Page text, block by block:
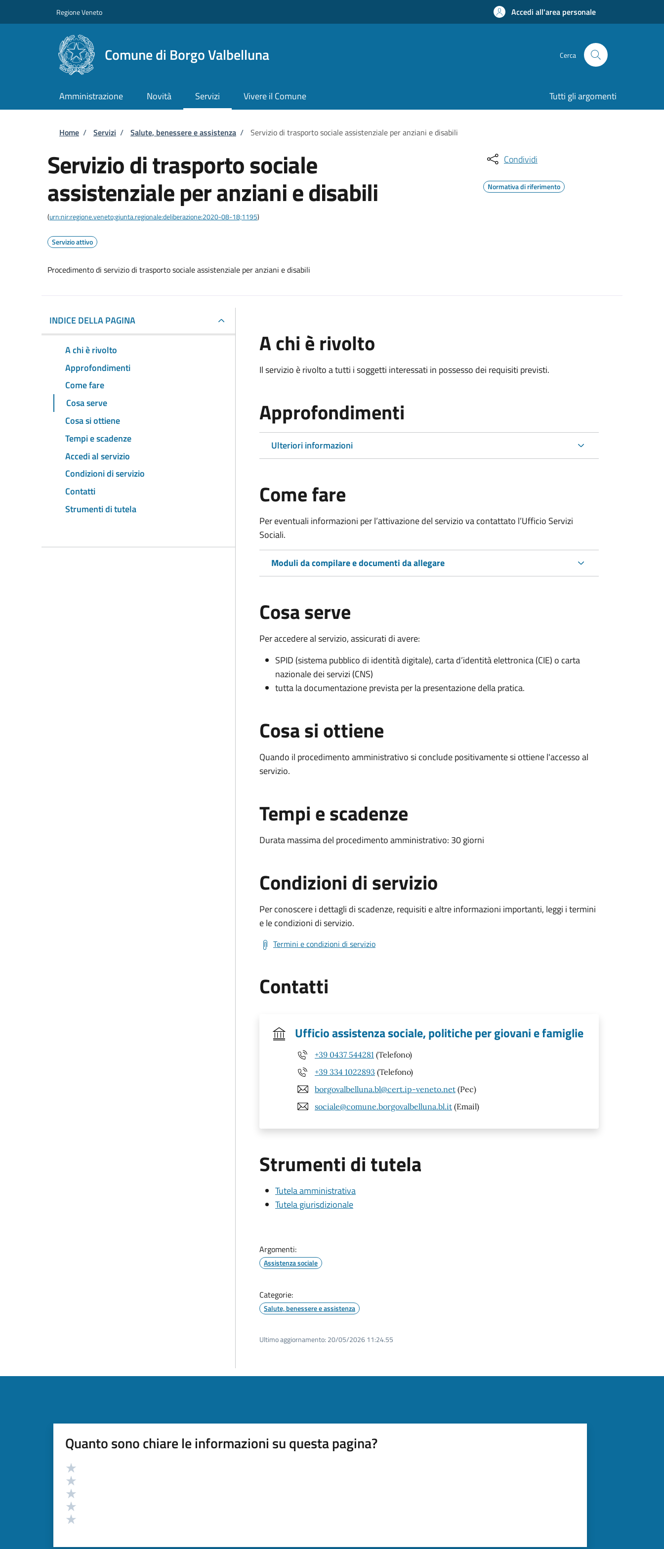
Regione Veneto Accedi all'area personale
Comune di Borgo Valbelluna Cerca
Amministrazione Novità Servizi Vivere il Comune Tutti gli argomenti
Briciole di pane
Home / Servizi / Salute, benessere e assistenza / Servizio di trasporto sociale assistenziale per anziani e disabili
Servizio di trasporto sociale
assistenziale per anziani e disabili
(urn:nir:regione.veneto;giunta.regionale:deliberazione:2020-08-18;1195)
Servizio attivo
Procedimento di servizio di trasporto sociale assistenziale per anziani e disabili
Condividi
Normativa di riferimento
INDICE DELLA PAGINA
A chi è rivolto
Approfondimenti
Come fare
Cosa serve
Cosa si ottiene
Tempi e scadenze
Accedi al servizio
Condizioni di servizio
Contatti
Strumenti di tutela
A chi è rivolto
Il servizio è rivolto a tutti i soggetti interessati in possesso dei requisiti previsti.
Approfondimenti
Ulteriori informazioni
Come fare
Per eventuali informazioni per l’attivazione del servizio va contattato l’Ufficio Servizi
Sociali.
Moduli da compilare e documenti da allegare
Cosa serve
Per accedere al servizio, assicurati di avere:
SPID (sistema pubblico di identità digitale), carta d’identità elettronica (CIE) o carta
nazionale dei servizi (CNS)
tutta la documentazione prevista per la presentazione della pratica.
Cosa si ottiene
Quando il procedimento amministrativo si conclude positivamente si ottiene l'accesso al
servizio.
Tempi e scadenze
Durata massima del procedimento amministrativo: 30 giorni
Condizioni di servizio
Per conoscere i dettagli di scadenze, requisiti e altre informazioni importanti, leggi i termini
e le condizioni di servizio.
Termini e condizioni di servizio
Contatti
Ufficio assistenza sociale, politiche per giovani e famiglie
+39 0437 544281 (Telefono)
+39 334 1022893 (Telefono)
borgovalbelluna.bl@cert.ip-veneto.net (Pec)
sociale@comune.borgovalbelluna.bl.it (Email)
Strumenti di tutela
Tutela amministrativa
Tutela giurisdizionale
Argomenti:
Assistenza sociale
Categorie:
Salute, benessere e assistenza
Ultimo aggiornamento: 20/05/2026 11:24.55
Quanto sono chiare le informazioni su questa pagina?
Valutazione